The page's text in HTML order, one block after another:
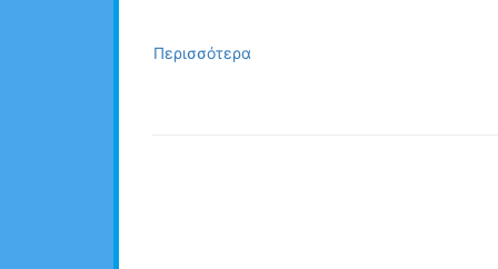
Περισσότερα